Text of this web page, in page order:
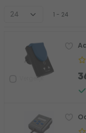
1 - 24
Vergelijk